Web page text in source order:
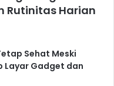
Rutinitas Harian
Sehat Meski
Layar Gadget dan